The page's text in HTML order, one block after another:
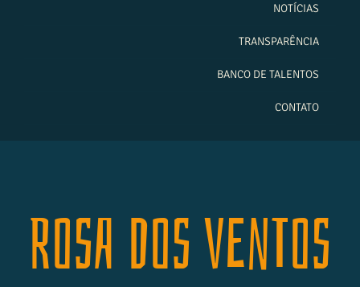
NOTÍCIAS
TRANSPARÊNCIA
BANCO DE TALENTOS
CONTATO
Rosa dos Ventos